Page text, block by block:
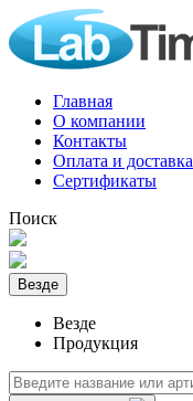
Главная
О компании
Контакты
Оплата и доставка
Сертификаты
Поиск
Везде
Везде
Продукция